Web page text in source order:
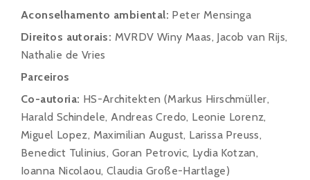
Aconselhamento ambiental: Peter Mensinga
Direitos autorais: MVRDV Winy Maas, Jacob van Rijs,
Nathalie de Vries
Parceiros
Co-autoria: HS-Architekten (Markus Hirschmüller,
Harald Schindele, Andreas Credo, Leonie Lorenz,
Miguel Lopez, Maximilian August, Larissa Preuss,
Benedict Tulinius, Goran Petrovic, Lydia Kotzan,
Ioanna Nicolaou, Claudia Große-Hartlage)